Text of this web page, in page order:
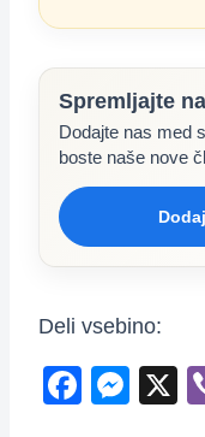
Spremljajte
Dodajte nas med
boste naše nove
Deli vsebino:
F
M
X